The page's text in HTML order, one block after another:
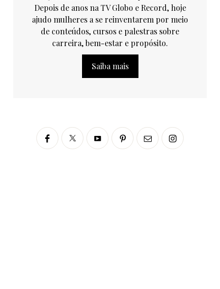
Depois de anos na TV Globo e Record, hoje
ajudo mulheres a se reinventarem por meio
de conteúdos, cursos e palestras sobre
carreira, bem-estar e propósito.
Saiba mais